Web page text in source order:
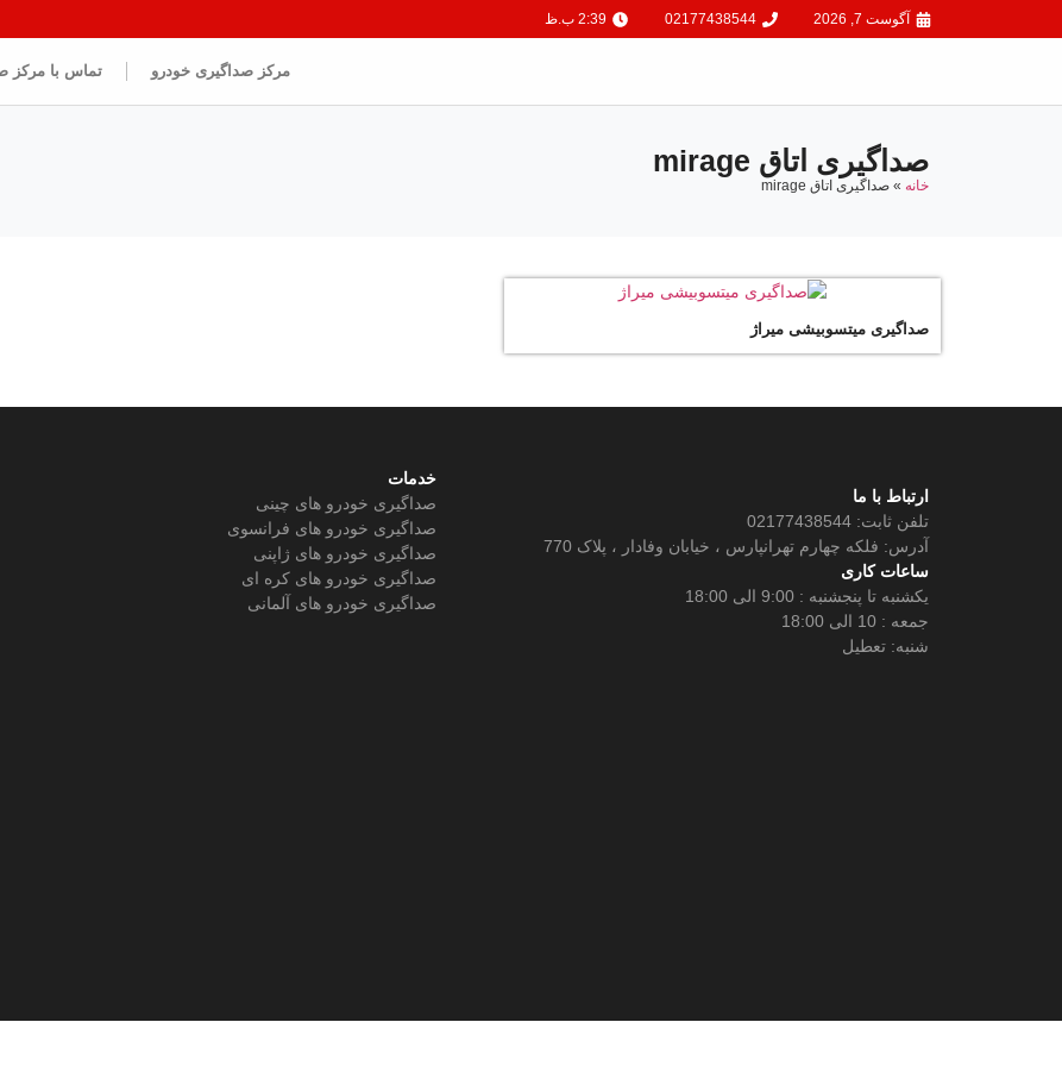
آگوست 7, 2026 02177438544 2:39 ب.ظ
مرکز صداگیری خودرو تماس با مرکز
صداگیری اتاق mirage
خانه » صداگیری اتاق mirage
صداگیری میتسوبیشی میراژ
ارتباط با ما
تلفن ثابت: 02177438544
آدرس: فلکه چهارم تهرانپارس ، خیابان وفادار ، پلاک 770
ساعات کاری
یکشنبه تا پنجشنبه : 9:00 الی 18:00
جمعه : 10 الی 18:00
شنبه: تعطیل
خدمات
صداگیری خودرو های چینی
صداگیری خودرو های فرانسوی
صداگیری خودرو های ژاپنی
صداگیری خودرو های کره ای
صداگیری خودرو های آلمانی